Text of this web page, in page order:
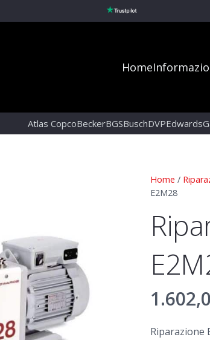
Home
Atlas CopcoBeckerBGSBuschDVPEdwards
Home /
E2M28
Riparazione